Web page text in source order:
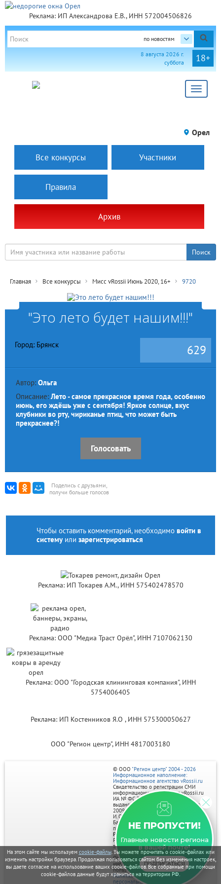
На этом сайте мы используем cookie-файлы. Вы можете прочитать о cookie-файлах или
изменить настройки браузера. Продолжая пользоваться сайтом без изменения настроек,
вы даете согласие на использование ваших cookie-файлов. Все собранные при помощи
cookie-файлов данные будут храниться на территории РФ.
Реклама: ИП Александрова Е.В., ИНН 572004506826
по новостям
18+
8 августа 2026 г.
суббота
Toggle
Орел
Все конкурсы Участники
Правила
Архив
Главная Все конкурсы Мисс vRossii Июнь 2020, 16+ 9720
"Это лето будет нашим!!!"
Город: Брянск 629
Автор: Ольга
Описание: Лето - самое прекрасное время года, особенно
июнь, его ждёшь уже с сентября! Яркое солнце, вкус
клубники во рту, чириканье птиц, что может быть
прекраснее?!
Голосовать
Поделись с друзьями,
получи больше голосов
Чтобы оставить комментарий, необходимо войти в
системуили зарегистрироваться
Реклама: ИП Токарев А.М., ИНН 575402478570
Реклама: ООО "Медиа Траст Орёл", ИНН 7107062130
Реклама: ООО "Городская клининговая компания", ИНН
5754006405
Реклама: ИП Костенников Я.О , ИНН 575300050627
ООО "Регион центр", ИНН 4817003180
НЕ ПРОПУСТИ!
Главные новости региона
в вашей почте!
ПОДПИСАТЬСЯ
© ООО "Регион центр" 2004 - 2026
Информационное наполнение:
Информационное агентство vRossii.ru
Свидетельство о регистрации СМИ
информационного агентства vRossii.ru
ИА № ФС 77‑35502
выдано РОСКОМНАДЗОРом 04 марта
2009г.
И. О. Главного редактора Нарыков А. Н.
Баннеры на портале размещаются на
правах рекламы.
Реклама на портале:
Рекламное агентство "Умный маркетинг"
тел. 7-910-267-70-40,
email: umnyy.marketing@yandex.ru
Отдельные публикации могут содержать
информацию, не предназначенную для
пользователей до 18 лет.
Политика в отношении обработки
персональных данных